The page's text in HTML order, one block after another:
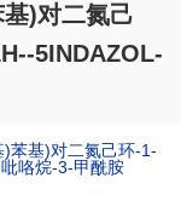
)对二氮己
5INDAZOL-
苯基)对二氮己环-1-
咯烷-3-甲酰胺